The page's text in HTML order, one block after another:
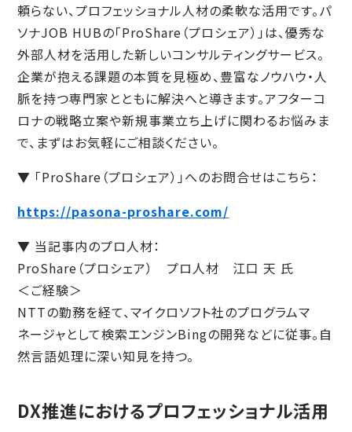
頼らない、プロフェッショナル人材の柔軟な活用です。パ
ソナJOB HUBの「ProShare（プロシェア）」は、優秀な
外部人材を活用した新しいコンサルティングサービス。
企業が抱える課題の本質を見極め、豊富なノウハウ・人
脈を持つ専門家とともに解決へと導きます。アフターコ
ロナの戦略立案や新規事業立ち上げに関わるお悩みま
で、まずはお気軽にご相談ください。
▼ 「ProShare（プロシェア）」へのお問合せはこちら：
https://pasona-proshare.com/
▼ 当記事内のプロ人材：
ProShare（プロシェア） プロ人材 江口 天 氏
＜ご経験＞
NTTの勤務を経て、マイクロソフト社のプログラムマ
ネージャとして検索エンジンBingの開発などに従事。自
然言語処理に深い知見を持つ。
DX推進におけるプロフェッショナル活用